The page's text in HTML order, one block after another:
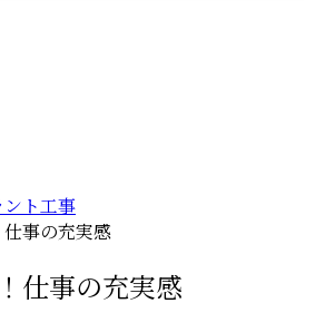
ント工事
事の充実感
仕事の充実感